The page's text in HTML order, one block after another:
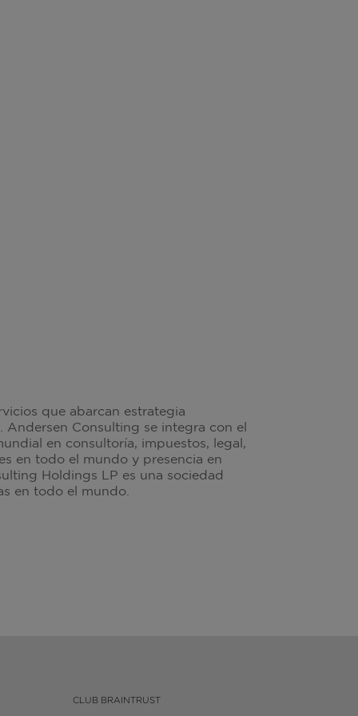
que abarcan estrategia
Consulting se integra con el
en consultoría, impuestos, legal,
en todo el mundo y presencia en
Holdings LP es una sociedad
en todo el mundo.
CLUB BRAINTRUST